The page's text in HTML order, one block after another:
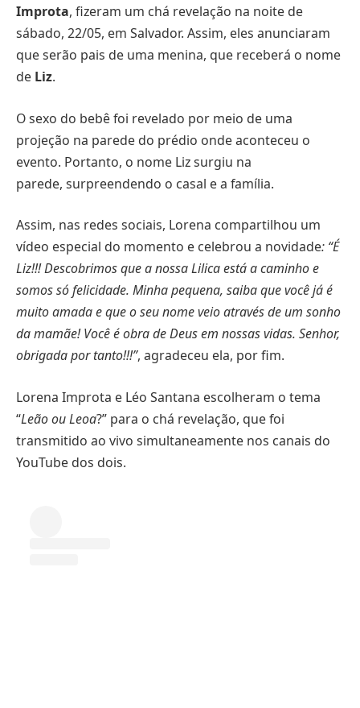
Improta, fizeram um chá revelação na noite de
sábado, 22/05, em Salvador. Assim, eles anunciaram
que serão pais de uma menina, que receberá o nome
de Liz.
O sexo do bebê foi revelado por meio de uma
projeção na parede do prédio onde aconteceu o
evento. Portanto, o nome Liz surgiu na
parede, surpreendendo o casal e a família.
Assim, nas redes sociais, Lorena compartilhou um
vídeo especial do momento e celebrou a novidade: “É
Liz!!! Descobrimos que a nossa Lilica está a caminho e
somos só felicidade. Minha pequena, saiba que você já é
muito amada e que o seu nome veio através de um sonho
da mamãe! Você é obra de Deus em nossas vidas. Senhor,
obrigada por tanto!!!”, agradeceu ela, por fim.
Lorena Improta e Léo Santana escolheram o tema
“Leão ou Leoa?” para o chá revelação, que foi
transmitido ao vivo simultaneamente nos canais do
YouTube dos dois.